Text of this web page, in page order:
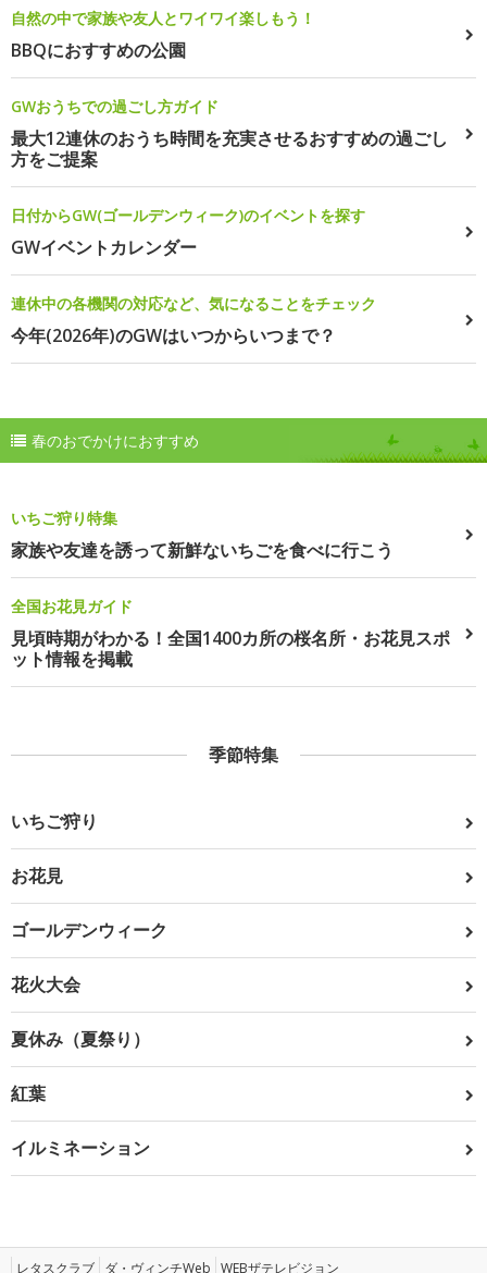
自然の中で家族や友人とワイワイ楽しもう！
BBQにおすすめの公園
GWおうちでの過ごし方ガイド
最大12連休のおうち時間を充実させるおすすめの過ごし
方をご提案
日付からGW(ゴールデンウィーク)のイベントを探す
GWイベントカレンダー
連休中の各機関の対応など、気になることをチェック
今年(2026年)のGWはいつからいつまで？
春のおでかけにおすすめ
いちご狩り特集
家族や友達を誘って新鮮ないちごを食べに行こう
全国お花見ガイド
見頃時期がわかる！全国1400カ所の桜名所・お花見スポ
ット情報を掲載
季節特集
いちご狩り
お花見
ゴールデンウィーク
花火大会
夏休み（夏祭り）
紅葉
イルミネーション
レタスクラブ ダ・ヴィンチWeb WEBザテレビジョン